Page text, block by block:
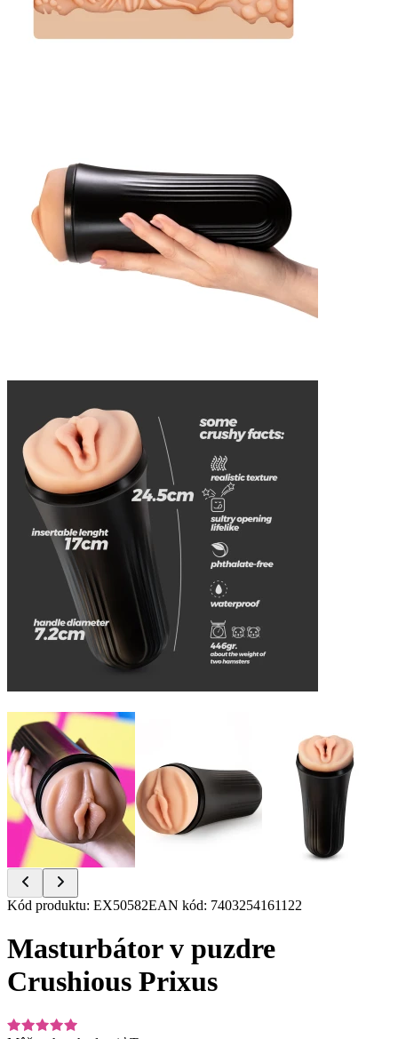
Item
of
Kód produktu: EX50582EAN kód: 7403254161122
Masturbátor v puzdre
Crushious Prixus